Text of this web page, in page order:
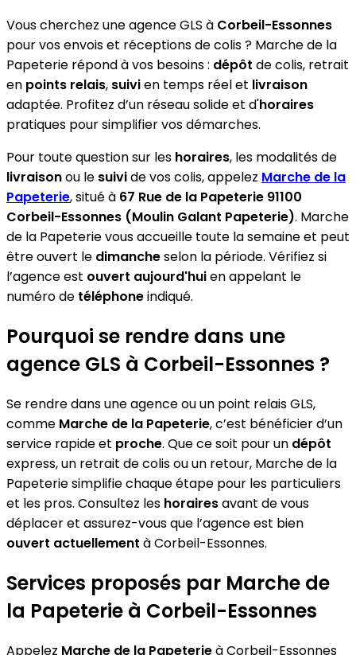
Vous cherchez une agence GLS à Corbeil-Essonnes
pour vos envois et réceptions de colis ? Marche de la
Papeterie répond à vos besoins : dépôt de colis, retrait
en points relais, suivien temps réel et livraison
adaptée. Profitez d’un réseau solide et d'horaires
pratiques pour simplifier vos démarches.
Pour toute question sur les horaires, les modalités de
livraisonou le suivide vos colis, appelez Marche de la
Papeterie, situé à 67 Rue de la Papeterie 91100
Corbeil-Essonnes (Moulin Galant Papeterie). Marche
de la Papeterie vous accueille toute la semaine et peut
être ouvert le dimancheselon la période. Vérifiez si
l’agence est ouvert aujourd'huien appelant le
numéro de téléphoneindiqué.
Pourquoi se rendre dans une
agence GLS à Corbeil-Essonnes ?
Se rendre dans une agence ou un point relais GLS,
comme Marche de la Papeterie, c’est bénéficier d’un
service rapide et proche. Que ce soit pour un dépôt
express, un retrait de colis ou un retour, Marche de la
Papeterie simplifie chaque étape pour les particuliers
et les pros. Consultez les horairesavant de vous
déplacer et assurez-vous que l’agence est bien
ouvert actuellement à Corbeil-Essonnes.
Services proposés par Marche de
la Papeterie à Corbeil-Essonnes
Appelez Marche de la Papeterieà Corbeil-Essonnes